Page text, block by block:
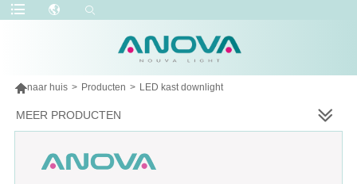
naar huis > Producten > LED kast downlight
MEER PRODUCTEN